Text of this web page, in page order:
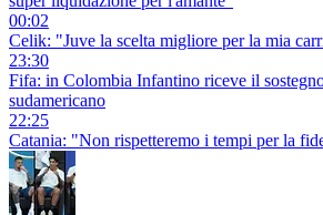
00:02
Celik: "Juve la scelta migliore per la mia
23:30
Fifa: in Colombia Infantino riceve il
sudamericano
22:25
Catania: "Non rispetteremo i tempi per la